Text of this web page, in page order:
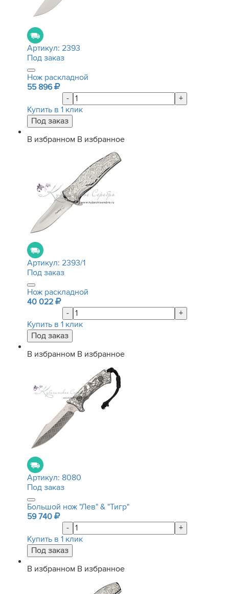
Артикул: 2393
Под заказ
Нож раскладной
55 896
-
+
Купить в 1 клик
В избранном В избранное
Артикул: 2393/1
Под заказ
Нож раскладной
40 022
-
+
Купить в 1 клик
В избранном В избранное
Артикул: 8080
Под заказ
Большой нож "Лев" & "Тигр"
59 740
-
+
Купить в 1 клик
В избранном В избранное